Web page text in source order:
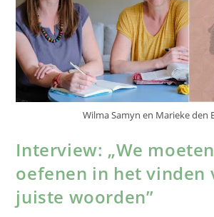
Wilma Samyn en Marieke den
Interview: „We
oefenen in het vinden
juiste woorden”